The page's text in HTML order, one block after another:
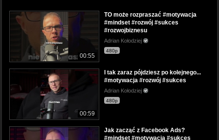
00:55
TO może rozpraszać #motywacja
#mindset #rozwój #sukces
#rozwojbiznesu
Adrian Kołodziej
480p
00:59
I tak zaraz pójdziesz po kolejnego...
#motywacja #rozwój #sukces
Adrian Kołodziej
480p
Jak zacząć z Facebook Ads?
#mindset #motywacja #sukces